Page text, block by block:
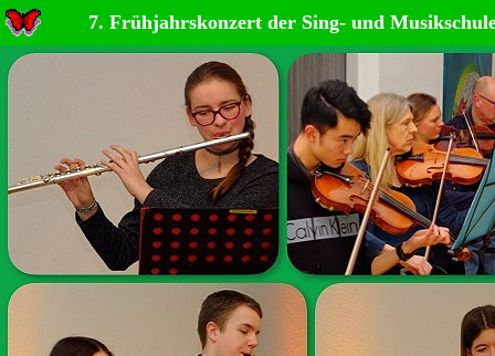
7. Frühjahrskonzert der Sing- und